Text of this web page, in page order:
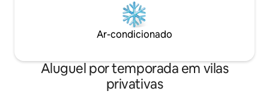
Ar-condicionado
Aluguel por temporada em vilas
privativas